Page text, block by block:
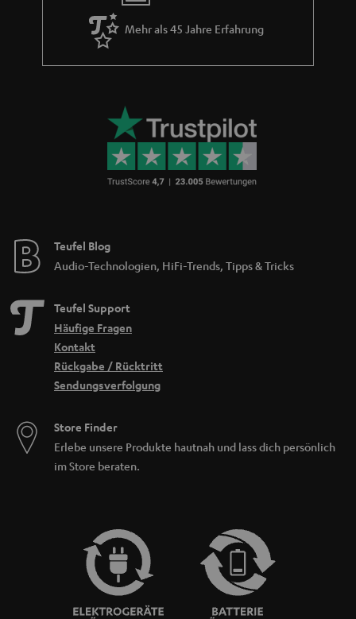
Mehr als 45 Jahre Erfahrung
Teufel Blog
Audio-Technologien, HiFi-Trends, Tipps & Tricks
Teufel Support
Häufige Fragen
Kontakt
Rückgabe / Rücktritt
Sendungsverfolgung
Store Finder
Erlebe unsere Produkte hautnah und lass dich persönlich
im Store beraten.